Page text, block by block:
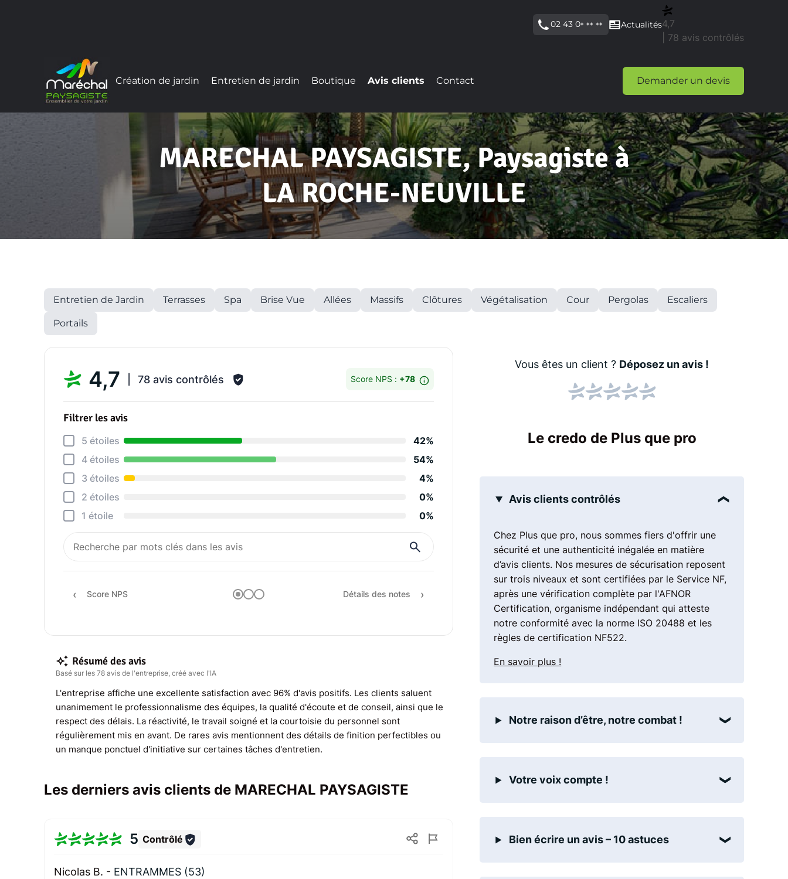
02 43 0* ** ** Actualités4,7
| 78 avis contrôlés
Création de jardin Entretien de jardin Boutique Avis clients Contact Demander un devis
MARECHAL PAYSAGISTE, Paysagiste à
LA ROCHE-NEUVILLE
Entretien de Jardin Terrasses Spa Brise Vue Allées Massifs Clôtures Végétalisation Cour Pergolas Escaliers
Portails
4,7 78 avis contrôlés Score NPS : +78
Filtrer les avis
5 étoiles
42%
4 étoiles
54%
3 étoiles
4%
2 étoiles
0%
1 étoile
0%
Matériaux et disponibilité équipes
Qualité des services
Rapport qualité / prix
Recommandation
Score NPS Détails des notes
Résumé des avis
Basé sur les 78 avis de l'entreprise, créé avec l'IA
L'entreprise affiche une excellente satisfaction avec 96% d'avis positifs. Les clients saluent
unanimement le professionnalisme des équipes, la qualité d'écoute et de conseil, ainsi que le
respect des délais. La réactivité, le travail soigné et la courtoisie du personnel sont
régulièrement mis en avant. De rares avis mentionnent des détails de finition perfectibles ou
un manque ponctuel d'initiative sur certaines tâches d'entretien.
Les derniers avis clients de MARECHAL PAYSAGISTE
5 Contrôlé
Nicolas B. - ENTRAMMES (53)
Vous êtes un client ? Déposez un avis !
Le credo de Plus que pro
Avis clients contrôlés
Chez Plus que pro, nous sommes fiers d'offrir une
sécurité et une authenticité inégalée en matière
d’avis clients. Nos mesures de sécurisation reposent
sur trois niveaux et sont certifiées par le Service NF,
après une vérification complète par l'AFNOR
Certification, organisme indépendant qui atteste
notre conformité avec la norme ISO 20488 et les
règles de certification NF522.
En savoir plus !
Notre raison d’être, notre combat !
Votre voix compte !
Bien écrire un avis – 10 astuces